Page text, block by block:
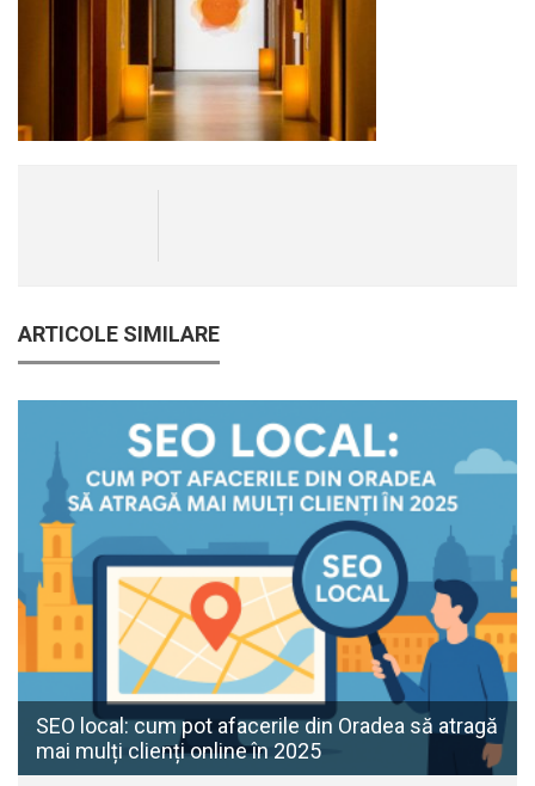
ARTICOLE SIMILARE
SEO local: cum pot afacerile din Oradea să atragă
mai mulți clienți online în 2025